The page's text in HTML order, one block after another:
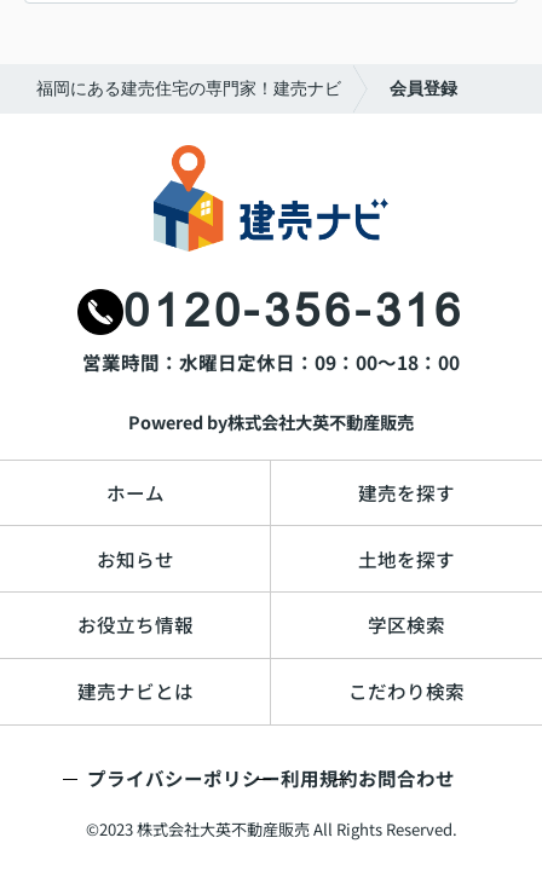
任意
万円
必須
福岡にある建売住宅の専門家！建売ナビ 会員登録
0120-356-316
営業時間：水曜日定休日：09：00～18：00
Powered by株式会社大英不動産販売
ホーム 建売を探す
お知らせ 土地を探す
お役立ち情報 学区検索
建売ナビとは こだわり検索
プライバシーポリシー利用規約お問合わせ
©2023 株式会社大英不動産販売 All Rights Reserved.